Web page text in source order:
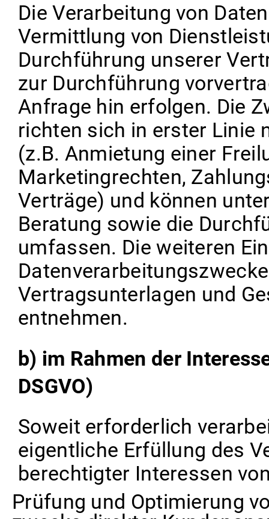
Die Verarbeitung von
Vermittlung von
Durchführung unserer
zur Durchführung
Anfrage hin erfolgen. Die
richten sich in erster Linie
(z.B. Anmietung einer
Marketingrechten,
Verträge) und können
Beratung sowie die
umfassen. Die weiteren
Vertragsunterlagen und
entnehmen.
b) im Rahmen der
DSGVO)
Soweit erforderlich
eigentliche Erfüllung des
berechtigter Interessen
Prüfung und Optimierung